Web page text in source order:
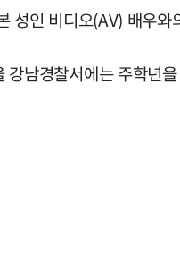
성인 비디오(AV) 배우
남경찰서에는 주학년